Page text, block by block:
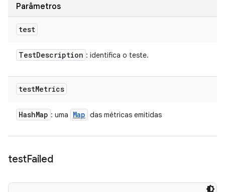
Parâmetros
test
TestDescription : identifica o teste.
testMetrics
HashMap : uma Map das métricas emitidas
testFailed